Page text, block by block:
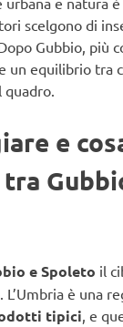
scelgono di
Gubbio, più
un equilibrio tra
e
e Spoleto il
è una
tipici , e